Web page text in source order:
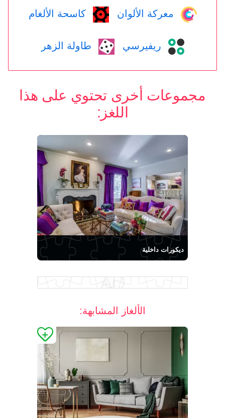
معركة الألوان كاسحة الألغام
ريفيرسي طاولة الزهر
مجموعات أخرى تحتوي على هذا
اللغز:
ديكورات داخلية
الألغاز المشابهة: